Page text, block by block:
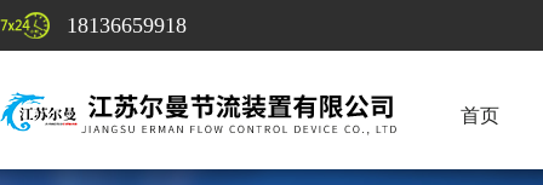
18136659918
首页